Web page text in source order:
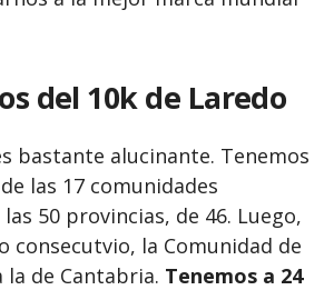
del 10k de Laredo
bastante alucinante. Tenemos
las 17 comunidades
50 provincias, de 46. Luego,
consecutvio, la Comunidad de
la de Cantabria. Tenemos a 24